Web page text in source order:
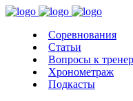
Соревнования
Статьи
Вопросы к
Хронометраж
Подкасты